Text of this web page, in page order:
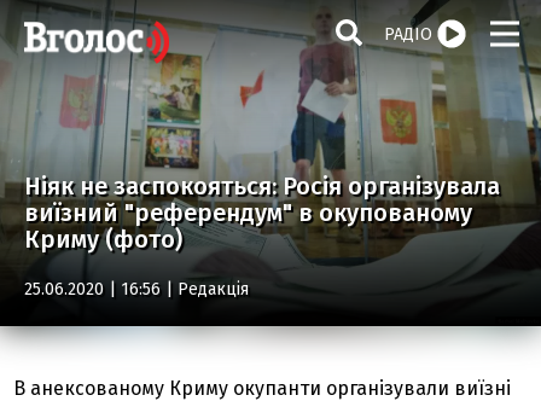
РАДІО
Ніяк не заспокояться: Росія організувала
виїзний "референдум" в окупованому
Криму (фото)
25.06.2020 | 16:56 | Редакція
В анексованому Криму окупанти організували виїзні